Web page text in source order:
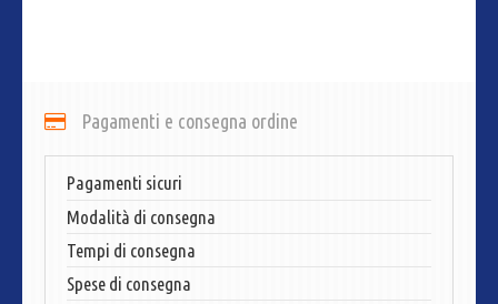
Pagamenti e consegna ordine
Pagamenti sicuri
Modalità di consegna
Tempi di consegna
Spese di consegna